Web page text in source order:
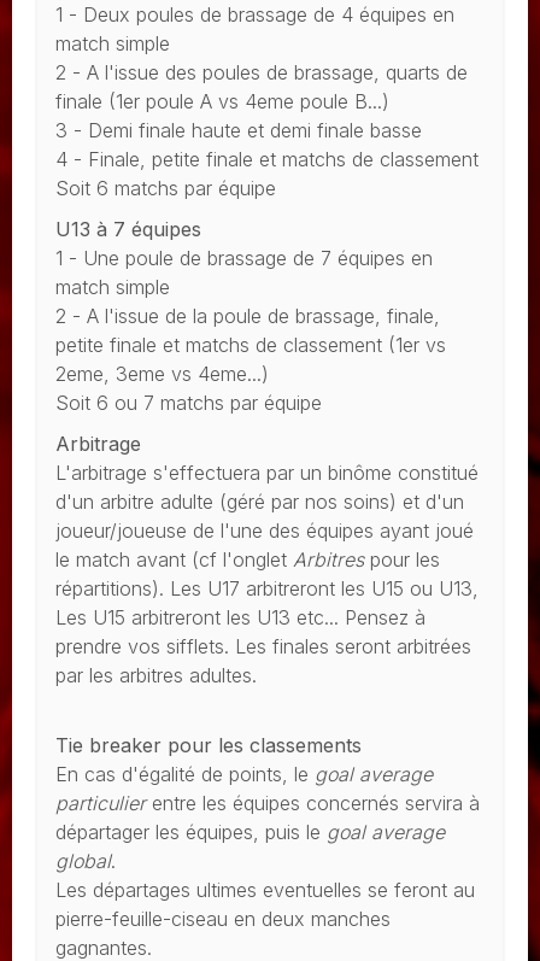
1 - Deux poules de brassage de 4 équipes en
match simple
2 - A l'issue des poules de brassage, quarts de
finale (1er poule A vs 4eme poule B...)
3 - Demi finale haute et demi finale basse
4 - Finale, petite finale et matchs de classement
Soit 6 matchs par équipe
U13 à 7 équipes
1 - Une poule de brassage de 7 équipes en
match simple
2 - A l'issue de la poule de brassage, finale,
petite finale et matchs de classement (1er vs
2eme, 3eme vs 4eme...)
Soit 6 ou 7 matchs par équipe
Arbitrage
L'arbitrage s'effectuera par un binôme constitué
d'un arbitre adulte (géré par nos soins) et d'un
joueur/joueuse de l'une des équipes ayant joué
le match avant (cf l'onglet Arbitres pour les
répartitions). Les U17 arbitreront les U15 ou U13,
Les U15 arbitreront les U13 etc... Pensez à
prendre vos sifflets. Les finales seront arbitrées
par les arbitres adultes.
Tie breaker pour les classements
En cas d'égalité de points, le goal average
particulierentre les équipes concernés servira à
départager les équipes, puis le goal average
global.
Les départages ultimes eventuelles se feront au
pierre-feuille-ciseau en deux manches
gagnantes.